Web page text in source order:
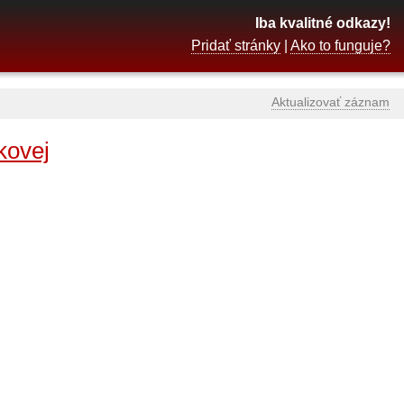
Iba kvalitné odkazy!
Pridať stránky
Ako to funguje?
Aktualizovať záznam